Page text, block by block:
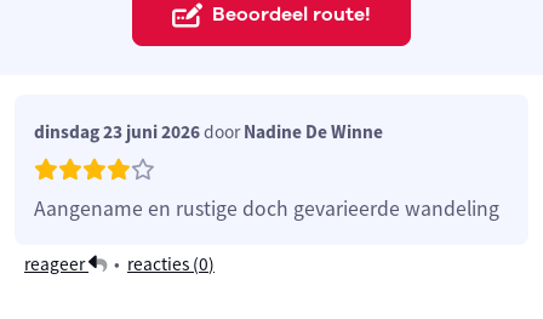
Beoordeel route!
dinsdag 23 juni 2026doorNadine De Winne
Aangename en rustige doch gevarieerde wandeling
reageer • reacties (0)